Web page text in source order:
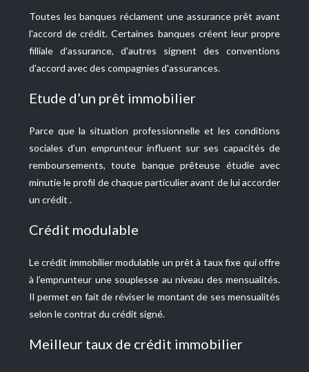
Toutes les banques réclament une assurance prêt avant
l'accord de crédit. Certaines banques créent leur propre
filliale d’assurance, d'autres signent des conventions
d'accord avec des compagnies d'assurances.
Etude d’un prêt immobilier
Parce que la situation professionnelle et les conditions
sociales d’un emprunteur influent sur ses capacités de
remboursements, toute banque prêteuse étudie avec
minutie le profil de chaque particulier avant de lui accorder
un crédit .
Crédit modulable
Le crédit immobilier modulable un prêt à taux fixe qui offre
à l’emprunteur une souplesse au niveau des mensualités.
Il permet en fait de réviser le montant de ses mensualités
selon le contrat du crédit signé.
Meilleur taux de crédit immobilier